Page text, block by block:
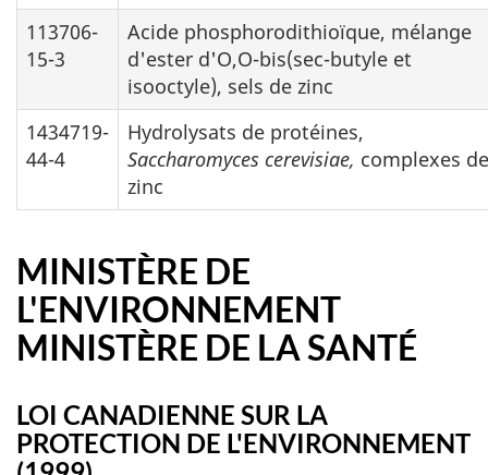
113706-
15-3
Acide phosphorodithioïque, mélange
d'ester d'O,O-bis(sec-butyle et
isooctyle), sels de zinc
1434719-
44-4
Hydrolysats de protéines,
Saccharomyces cerevisiae, complexes de
zinc
MINISTÈRE DE
L'ENVIRONNEMENT
MINISTÈRE DE LA SANTÉ
LOI CANADIENNE SUR LA
PROTECTION DE L'ENVIRONNEMENT